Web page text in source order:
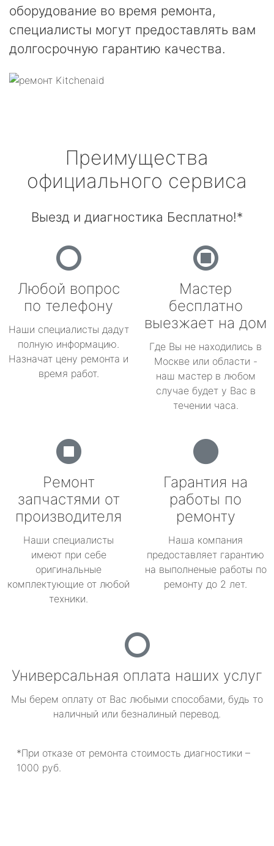
оборудование во время ремонта,
специалисты могут предоставлять вам
долгосрочную гарантию качества.
Преимущества
официального сервиса
Выезд и диагностика Бесплатно!*
Любой вопрос
по телефону
Наши специалисты дадут
полную информацию.
Назначат цену ремонта и
время работ.
Мастер
бесплатно
выезжает на дом
Где Вы не находились в
Москве или области -
наш мастер в любом
случае будет у Вас в
течении часа.
Ремонт
запчастями от
производителя
Наши специалисты
имеют при себе
оригинальные
комплектующие от любой
техники.
Гарантия на
работы по
ремонту
Наша компания
предоставляет гарантию
на выполненые работы по
ремонту до 2 лет.
Универсальная оплата наших услуг
Мы берем оплату от Вас любыми способами, будь то
наличный или безналиный перевод.
*При отказе от ремонта стоимость диагностики –
1000 руб.